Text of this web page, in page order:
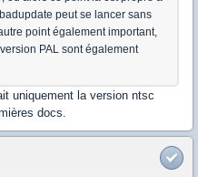
peut se lancer sans
point également important,
PAL sont également
uniquement la version ntsc
docs.